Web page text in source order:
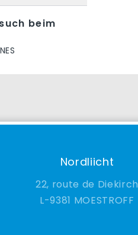
beim
Nordliicht
22, route de Diekirch
9381 MOESTROFF